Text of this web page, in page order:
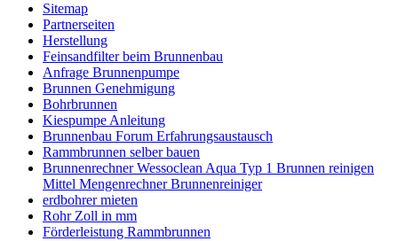
Sitemap
Partnerseiten
Herstellung
Feinsandfilter beim Brunnenbau
Anfrage Brunnenpumpe
Brunnen Genehmigung
Bohrbrunnen
Kiespumpe Anleitung
Brunnenbau Forum Erfahrungsaustausch
Rammbrunnen selber bauen
Brunnenrechner Wessoclean Aqua Typ 1 Brunnen reinigen
Mittel Mengenrechner Brunnenreiniger
erdbohrer mieten
Rohr Zoll in mm
Förderleistung Rammbrunnen